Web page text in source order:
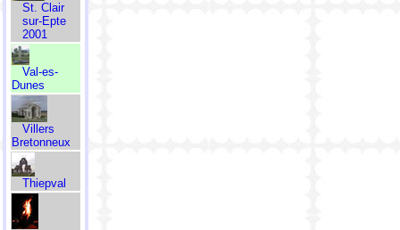
St. Clair
sur-Epte
2001
Val-es-
Dunes
Villers
Bretonneux
Thiepval